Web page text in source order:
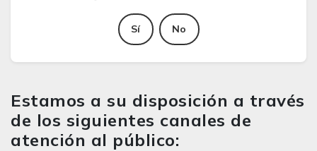
Sí No
Estamos a su disposición a través
de los siguientes canales de
atención al público: